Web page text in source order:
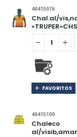
40415076
Chal.al/
FAVORITOS
40415100
Chaleco
al/